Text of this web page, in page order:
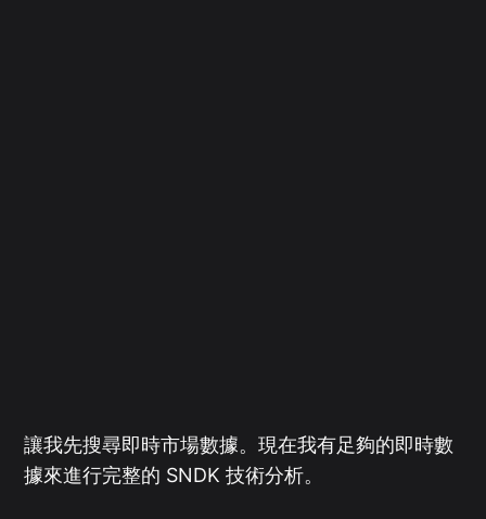
讓我先搜尋即時市場數據。現在我有足夠的即時數
據來進行完整的 SNDK 技術分析。